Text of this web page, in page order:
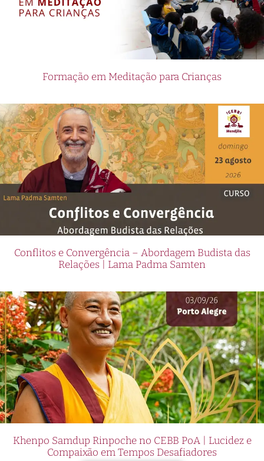
Formação em Meditação para Crianças
Conflitos e Convergência – Abordagem Budista das
Relações | Lama Padma Samten
Khenpo Samdup Rinpoche no CEBB PoA | Lucidez e
Compaixão em Tempos Desafiadores